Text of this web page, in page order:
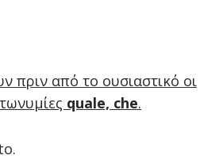
πριν από το ουσιαστικό οι
quale, che.